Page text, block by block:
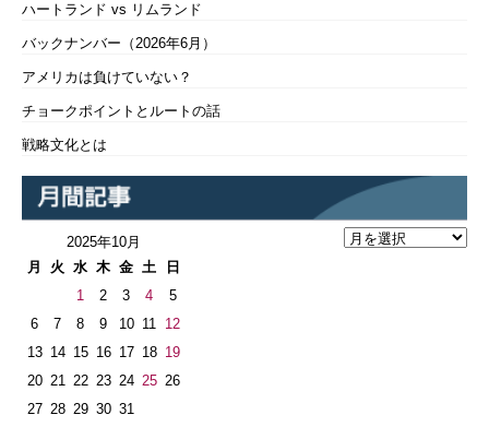
ハートランド vs リムランド
バックナンバー（2026年6月）
アメリカは負けていない？
チョークポイントとルートの話
戦略文化とは
2025年10月
月
火 水 木 金 土 日
1 2 3 4
5
6
7 8 9 10 11
12
13 14 15 16 17 18 19
20 21 22 23 24 25 26
27 28 29 30 31